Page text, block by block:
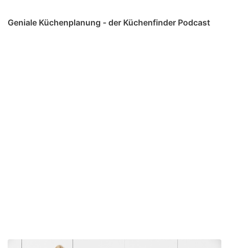
Geniale Küchenplanung - der Küchenfinder Podcast